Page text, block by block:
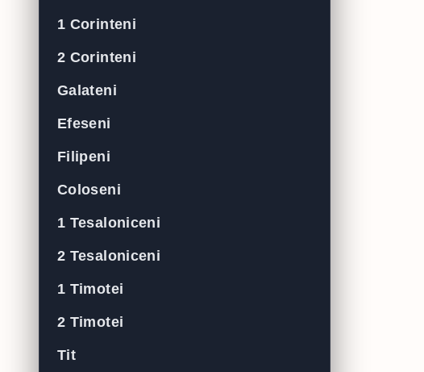
1 Corinteni
2 Corinteni
Galateni
Efeseni
Filipeni
Coloseni
1 Tesaloniceni
2 Tesaloniceni
1 Timotei
2 Timotei
Tit